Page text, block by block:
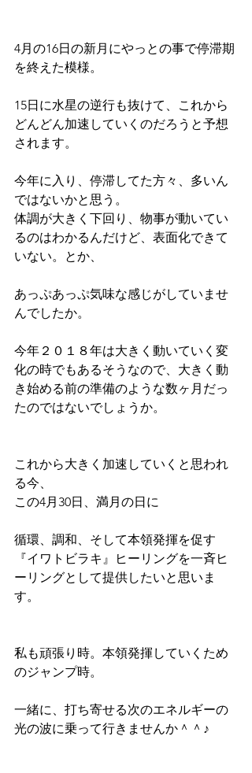
4月の16日の新月にやっとの事で停滞期
を終えた模様。
15日に水星の逆行も抜けて、これから
どんどん加速していくのだろうと予想
されます。
今年に入り、停滞してた方々、多いん
ではないかと思う。
体調が大きく下回り、物事が動いてい
るのはわかるんだけど、表面化できて
いない。とか、
あっぷあっぷ気味な感じがしていませ
んでしたか。
今年２０１８年は大きく動いていく変
化の時でもあるそうなので、大きく動
き始める前の準備のような数ヶ月だっ
たのではないでしょうか。
これから大きく加速していくと思われ
る今、
この4月30日、満月の日に
循環、調和、そして本領発揮を促す
『イワトビラキ』ヒーリングを一斉ヒ
ーリングとして提供したいと思いま
す。
私も頑張り時。本領発揮していくため
のジャンプ時。
一緒に、打ち寄せる次のエネルギーの
光の波に乗って行きませんか＾＾♪